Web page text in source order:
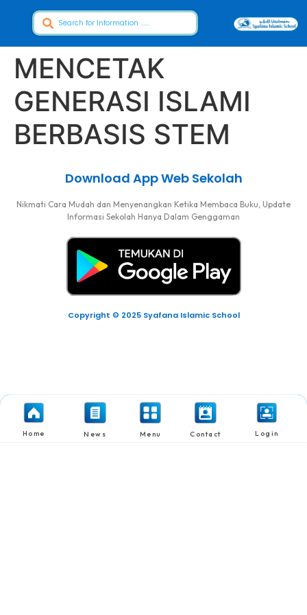
MENCETAK
GENERASI ISLAMI
BERBASIS STEM
Download App Web Sekolah
Nikmati Cara Mudah dan Menyenangkan Ketika Membaca Buku, Update
Informasi Sekolah Hanya Dalam Genggaman
Copyright © 2025 Syafana Islamic School
Home News Menu Contact Login